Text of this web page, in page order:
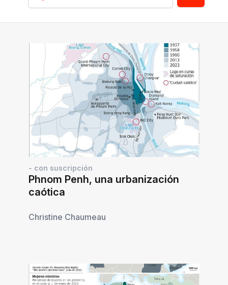
- con suscripción
Phnom Penh, una urbanización
caótica
Christine Chaumeau